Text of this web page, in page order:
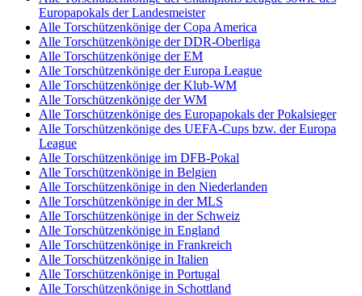
Europapokals der Landesmeister
Alle Torschützenkönige der Copa America
Alle Torschützenkönige der DDR-Oberliga
Alle Torschützenkönige der EM
Alle Torschützenkönige der Europa League
Alle Torschützenkönige der Klub-WM
Alle Torschützenkönige der WM
Alle Torschützenkönige des Europapokals der Pokalsieger
Alle Torschützenkönige des UEFA-Cups bzw. der Europa
League
Alle Torschützenkönige im DFB-Pokal
Alle Torschützenkönige in Belgien
Alle Torschützenkönige in den Niederlanden
Alle Torschützenkönige in der MLS
Alle Torschützenkönige in der Schweiz
Alle Torschützenkönige in England
Alle Torschützenkönige in Frankreich
Alle Torschützenkönige in Italien
Alle Torschützenkönige in Portugal
Alle Torschützenkönige in Schottland